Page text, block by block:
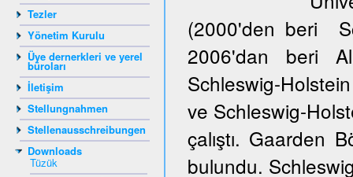
Tezler
Yönetim Kurulu
Üye dernerkleri ve yerel
büroları
İletişim
Stellungnahmen
Stellenausschreibungen
Downloads
Tüzük
(2000'den beri
2006'dan beri
Schleswig-
ve Schleswig-
çalıştı. Gaarden
bulundu.